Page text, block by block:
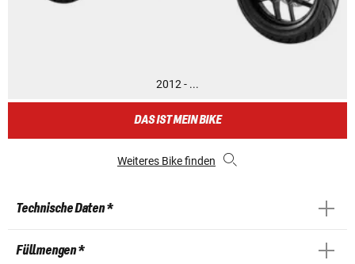
2012 - ...
DAS IST MEIN BIKE
Weiteres Bike finden
Technische Daten *
Füllmengen *